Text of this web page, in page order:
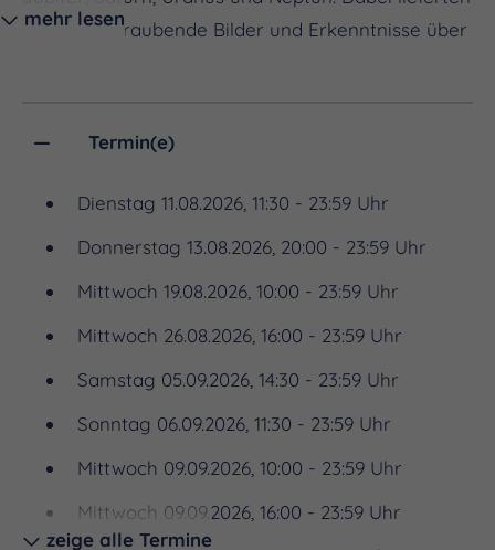
Sie atemberaubende Bilder und Erkenntnisse über
eine Flaschenpost treiben sie in der Leere
haben sie eine Botschaft an Bord: Eine goldene
Schallplatte mit Botschaften von der Erde – dazu
bestimmt eines Tages von Außerirdischen
Voyager ist eine mehrfach international
ausgezeichnete Show, die vor allem mit ihren
Bilder beeindruckt. In noch nie gesehenen
roten Fleck“ – einem gigantischen Sturm auf dem
mehr lesen
Termin(e)
Dienstag 11.08.2026, 11:30 - 23:59 Uhr
Donnerstag 13.08.2026, 20:00 - 23:59 Uhr
Mittwoch 19.08.2026, 10:00 - 23:59 Uhr
Mittwoch 26.08.2026, 16:00 - 23:59 Uhr
Samstag 05.09.2026, 14:30 - 23:59 Uhr
Sonntag 06.09.2026, 11:30 - 23:59 Uhr
Mittwoch 09.09.2026, 10:00 - 23:59 Uhr
Mittwoch 09.09.2026, 16:00 - 23:59 Uhr
zeige alle Termine